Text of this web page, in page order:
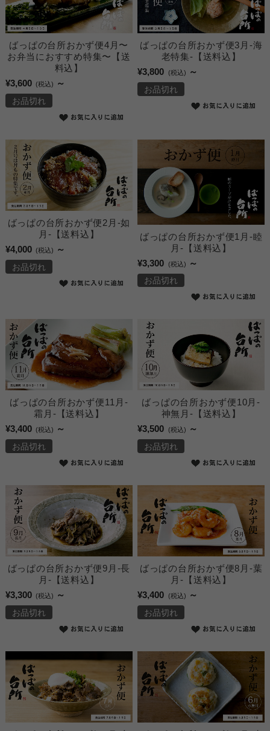
ばっぱの台所おかず便4月〜
お弁当におすすめ特集〜【送
料込】
¥3,600 (税込) ～
お品切れ
ばっぱの台所おかず便3月-海
老特集-【送料込】
¥3,800
(税込) ～
お品切れ
ばっぱの台所おかず便2月-如
月-【送料込】
¥4,000 (税込) ～
お品切れ
ばっぱの台所おかず便1月-睦
月-【送料込】
¥3,300
(税込) ～
お品切れ
ばっぱの台所おかず便11月-
霜月-【送料込】
¥3,400 (税込) ～
お品切れ
ばっぱの台所おかず便10月-
神無月-【送料込】
¥3,500
(税込) ～
お品切れ
ばっぱの台所おかず便9月-長
月-【送料込】
¥3,300 (税込) ～
お品切れ
ばっぱの台所おかず便8月-葉
月-【送料込】
¥3,400
(税込) ～
お品切れ